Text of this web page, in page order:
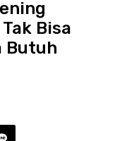
Bisa
Butuh